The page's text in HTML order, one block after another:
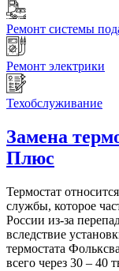
Ремонт системы
Ремонт электрики
Техобслуживание
Замена
Плюс
Термостат
службы, которое
России из-за
вследствие
термостата
всего через 30 – 40